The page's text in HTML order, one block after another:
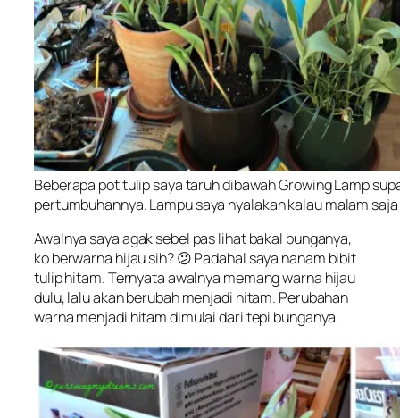
Beberapa pot tulip saya taruh dibawah Growing Lamp
pertumbuhannya. Lampu saya nyalakan kalau malam saja
Awalnya saya agak sebel pas lihat bakal bunganya,
ko berwarna hijau sih? 😕 Padahal saya nanam bibit
tulip hitam. Ternyata awalnya memang warna hijau
dulu, lalu akan berubah menjadi hitam. Perubahan
warna menjadi hitam dimulai dari tepi bunganya.